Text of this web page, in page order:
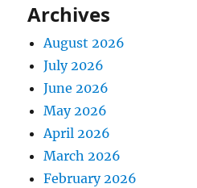
Archives
August 2026
July 2026
June 2026
May 2026
April 2026
March 2026
February 2026